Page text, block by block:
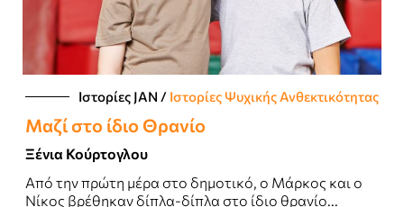
Ιστορίες JΑΝ / Ιστορίες Ψυχικής Ανθεκτικότητας
Μαζί στο ίδιο Θρανίο
Ξένια Κούρτογλου
Από την πρώτη μέρα στο δημοτικό, ο Μάρκος και ο
Νίκος βρέθηκαν δίπλα-δίπλα στο ίδιο θρανίο...